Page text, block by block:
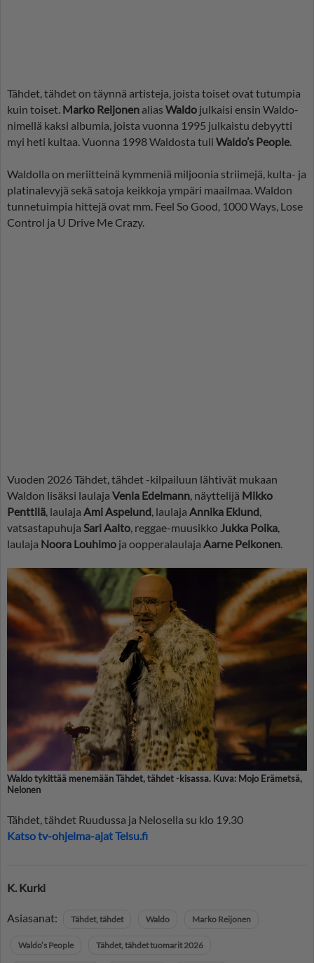
Tähdet, tähdet on täynnä artisteja, joista toiset ovat tutumpia
kuin toiset. Marko Reijonen alias Waldo julkaisi ensin Waldo-
nimellä kaksi albumia, joista vuonna 1995 julkaistu debyytti
myi heti kultaa. Vuonna 1998 Waldosta tuli Waldo’s People.
Waldolla on meriitteinä kymmeniä miljoonia striimejä, kulta- ja
platinalevyjä sekä satoja keikkoja ympäri maailmaa. Waldon
tunnetuimpia hittejä ovat mm. Feel So Good, 1000 Ways, Lose
Control ja U Drive Me Crazy.
Vuoden 2026 Tähdet, tähdet -kilpailuun lähtivät mukaan
Waldon lisäksi laulaja Venla Edelmann, näyttelijä Mikko
Penttilä, laulaja Ami Aspelund, laulaja Annika Eklund,
vatsastapuhuja Sari Aalto, reggae-muusikko Jukka Poika,
laulaja Noora Louhimo ja oopperalaulaja Aarne Pelkonen.
Waldo tykittää menemään Tähdet, tähdet -kisassa. Kuva: Mojo Erämetsä,
Nelonen
Tähdet, tähdet Ruudussa ja Nelosella su klo 19.30
Katso tv-ohjelma-ajat Telsu.fi
K. Kurki
Asiasanat: Tähdet, tähdet Waldo Marko Reijonen
Waldo’s People Tähdet, tähdet tuomarit 2026